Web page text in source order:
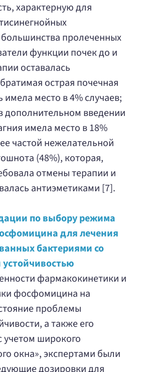
характерную для
пролеченных
функции почек до и
оставалась
острая почечная
имела место в 4% случаев;
дополнительном введении
имела место в 18%
частой нежелательной
(48%), которая,
отмены терапии и
антиэметиками [7].
по выбору режима
для лечения
бактериями со
фармакокинетики и
фосфомицина на
проблемы
а также его
учетом широкого
окна», экспертами были
дозировки для